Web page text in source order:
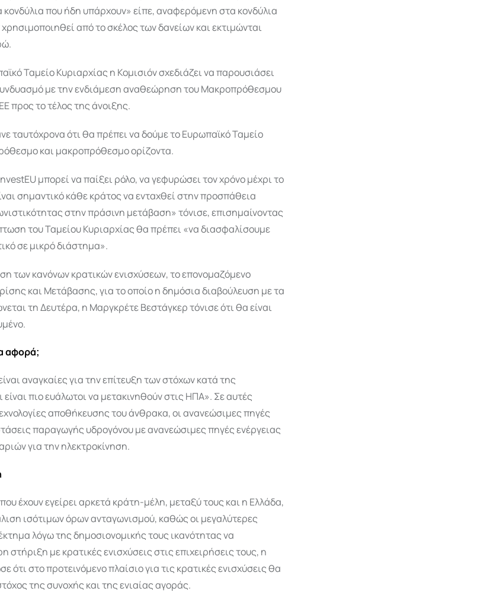
που ήδη υπάρχουν» είπε, αναφερόμενη στα κονδύλια
χρησιμοποιηθεί από το σκέλος των δανείων και εκτιμώνται
Ταμείο Κυριαρχίας η Κομισιόν σχεδιάζει να παρουσιάσει
με την ενδιάμεση αναθεώρηση του Μακροπρόθεσμου
προς το τέλος της άνοιξης.
ταυτόχρονα ότι θα πρέπει να δούμε το Ευρωπαϊκό Ταμείο
και μακροπρόθεσμο ορίζοντα.
μπορεί να παίξει ρόλο, να γεφυρώσει τον χρόνο μέχρι το
σημαντικό κάθε κράτος να ενταχθεί στην προσπάθεια
στην πράσινη μετάβαση» τόνισε, επισημαίνοντας
του Ταμείου Κυριαρχίας θα πρέπει «να διασφαλίσουμε
σε μικρό διάστημα».
των κανόνων κρατικών ενισχύσεων, το επονομαζόμενο
και Μετάβασης, για το οποίο η δημόσια διαβούλευση με τα
τη Δευτέρα, η Μαργκρέτε Βεστάγκερ τόνισε ότι θα είναι
αφορά;
αναγκαίες για την επίτευξη των στόχων κατά της
είναι πιο ευάλωτοι να μετακινηθούν στις ΗΠΑ». Σε αυτές
αποθήκευσης του άνθρακα, οι ανανεώσιμες πηγές
παραγωγής υδρογόνου με ανανεώσιμες πηγές ενέργειας
για την ηλεκτροκίνηση.
έχουν εγείρει αρκετά κράτη-μέλη, μεταξύ τους και η Ελλάδα,
ισότιμων όρων ανταγωνισμού, καθώς οι μεγαλύτερες
λόγω της δημοσιονομικής τους ικανότητας να
στήριξη με κρατικές ενισχύσεις στις επιχειρήσεις τους, η
ότι στο προτεινόμενο πλαίσιο για τις κρατικές ενισχύσεις θα
της συνοχής και της ενιαίας αγοράς.